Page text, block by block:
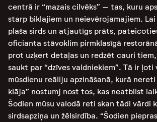
centrā ir “mazais cilvēks” – tas, kuru
starp biklajiem un neievērojamajiem.
plaša sirds un atjautīgs prāts,
oficianta stāvoklim pirmklasīgā
prot uzķert detaļas un redzēt cauri
saukt par “dzīves valdniekiem”. Tā ir
mūsdienu reāliju apzināšanā, kurā nereti
klāja” nostumj nost tos, kas neatbilst
Šodien mūsu valodā reti skan tādi vārdi
sirdsapziņa un žēlsirdība. “Šodien